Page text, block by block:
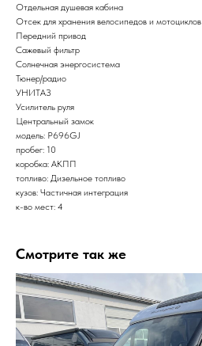
Отдельная душевая кабина
Отсек для хранения велосипедов и мотоциклов
Передний привод
Сажевый фильтр
Солнечная энергосистема
Тюнер/радио
УНИТАЗ
Усилитель руля
Центральный замок
модель: P696GJ
пробег: 10
коробка: АКПП
топливо: Дизельное топливо
кузов: Частичная интеграция
к-во мест: 4
Смотрите так же